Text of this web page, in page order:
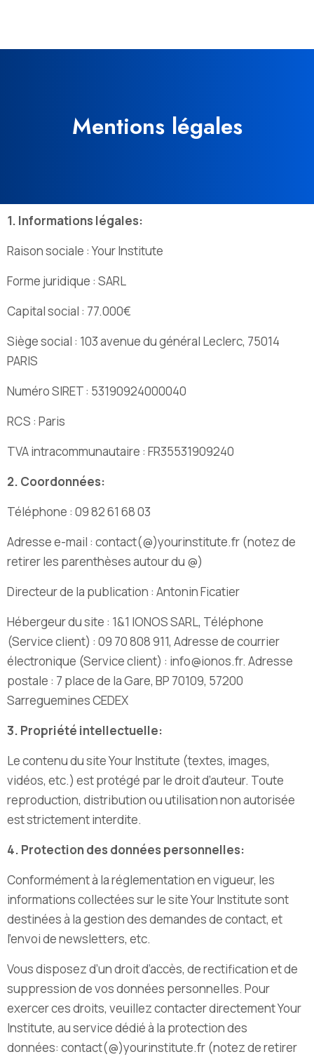
Mentions légales
1. Informations légales:
Raison sociale : Your Institute
Forme juridique : SARL
Capital social : 77.000€
Siège social : 103 avenue du général Leclerc, 75014
PARIS
Numéro SIRET : 53190924000040
RCS : Paris
TVA intracommunautaire : FR35531909240
2. Coordonnées:
Téléphone : 09 82 61 68 03
Adresse e-mail : contact(@)yourinstitute.fr (notez de
retirer les parenthèses autour du @)
Directeur de la publication : Antonin Ficatier
Hébergeur du site : 1&1 IONOS SARL, Téléphone
(Service client) : 09 70 808 911, Adresse de courrier
électronique (Service client) : info@ionos.fr. Adresse
postale : 7 place de la Gare, BP 70109, 57200
Sarreguemines CEDEX
3. Propriété intellectuelle:
Le contenu du site Your Institute (textes, images,
vidéos, etc.) est protégé par le droit d’auteur. Toute
reproduction, distribution ou utilisation non autorisée
est strictement interdite.
4. Protection des données personnelles:
Conformément à la réglementation en vigueur, les
informations collectées sur le site Your Institute sont
destinées à la gestion des demandes de contact, et
l’envoi de newsletters, etc.
Vous disposez d’un droit d’accès, de rectification et de
suppression de vos données personnelles. Pour
exercer ces droits, veuillez contacter directement Your
Institute, auservice dédié à la protection des
données: contact(@)yourinstitute.fr (notez de retirer